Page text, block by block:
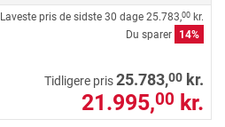
Laveste pris de sidste 30 dage 25.783,00 kr.
Du sparer
14%
Tidligere pris25.783,00 kr.
21.995,00 kr.